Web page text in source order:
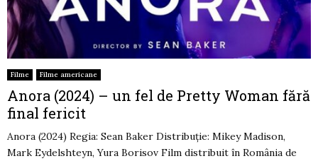
Filme Filme americane
Anora (2024) – un fel de Pretty Woman fără
final fericit
Anora (2024) Regia: Sean Baker Distribuție: Mikey Madison,
Mark Eydelshteyn, Yura Borisov Film distribuit în România de